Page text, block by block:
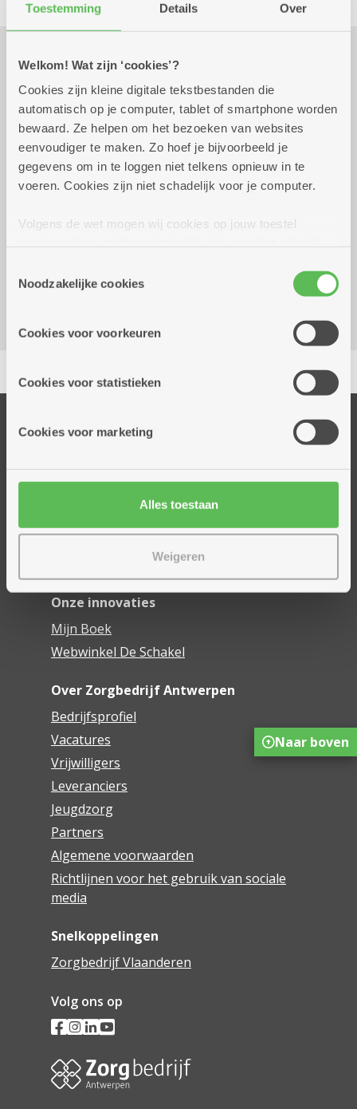
Toestemming Details Over
Welkom! Wat zijn ‘cookies’?
Cookies zijn kleine digitale tekstbestanden die
automatisch op je computer, tablet of smartphone worden
bewaard. Ze helpen om het bezoeken van websites
eenvoudiger te maken. Zo hoef je bijvoorbeeld je
gegevens om in te loggen niet telkens opnieuw in te
voeren. Cookies zijn niet schadelijk voor je computer.
Volgens de wet mogen wij cookies op jouw toestel
cookies hebben we jouw toestemming nodig. Sommige
cookies worden geplaatst door derde partijen die een
informatie over jouw (geanonimiseerd) gebruik van onze
partners kunnen deze gegevens combineren met andere
Noodzakelijke cookies
Cookies voor voorkeuren
Cookies voor statistieken
Cookies voor marketing
Alles toestaan
Weigeren
Praktisch
vrijdag 4 september 2026 14.30 uur tot 16.00 uur
3 euro
Canadalaan 21
Dienstencentra
Financieel comfort
Onze innovaties
Mijn Boek
Webwinkel De Schakel
Over Zorgbedrijf Antwerpen
Bedrijfsprofiel
Vacatures
Vrijwilligers
Leveranciers
Jeugdzorg
Partners
Algemene voorwaarden
Richtlijnen voor het gebruik van sociale
media
Snelkoppelingen
Zorgbedrijf Vlaanderen
Volg ons op
Naar boven